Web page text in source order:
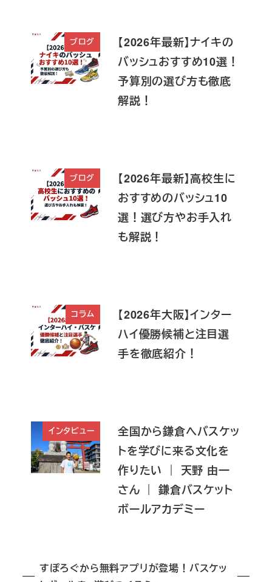
ブログ
【2026年最新】ナイキの
バッシュおすすめ10選！
予算別の選び方も徹底
解説！
ブログ
【2026年最新】高校生に
おすすめのバッシュ10
選！選び方やお手入れ
も解説！
コラム
【2026年大阪】インター
ハイ優勝候補と注目選
手を徹底紹介！
インタビュー
全国から鎌倉へバスケッ
トを学びに来る文化を
作りたい ｜ 天野 由一
さん ｜ 鎌倉バスケット
ボールアカデミー
すぽろぐから無料アプリが登場！バスケッ